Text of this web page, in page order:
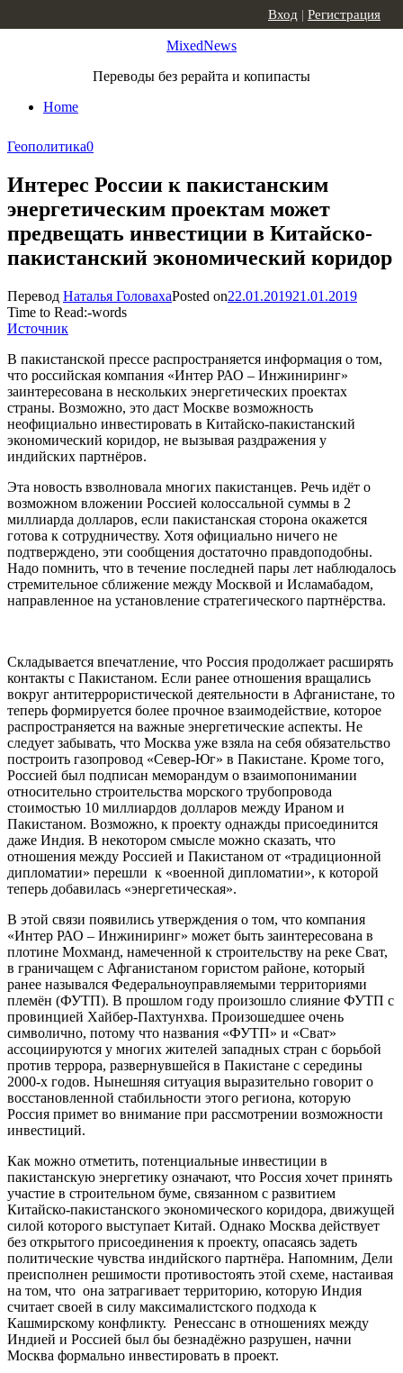
MixedNews
Переводы без рерайта и копипасты
Home
Вход | Регистрация
Геополитика0
Интерес России к пакистанским
энергетическим проектам может
предвещать инвестиции в Китайско-
пакистанский экономический коридор
Перевод Наталья ГоловахаPosted on22.01.201921.01.2019
Time to Read:-words
Источник
В пакистанской прессе распространяется информация о том,
что российская компания «Интер РАО – Инжиниринг»
заинтересована в нескольких энергетических проектах
страны. Возможно, это даст Москве возможность
неофициально инвестировать в Китайско-пакистанский
экономический коридор, не вызывая раздражения у
индийских партнёров.
Эта новость взволновала многих пакистанцев. Речь идёт о
возможном вложении Россией колоссальной суммы в 2
миллиарда долларов, если пакистанская сторона окажется
готова к сотрудничеству. Хотя официально ничего не
подтверждено, эти сообщения достаточно правдоподобны.
Надо помнить, что в течение последней пары лет наблюдалось
стремительное сближение между Москвой и Исламабадом,
направленное на установление стратегического партнёрства.
Складывается впечатление, что Россия продолжает расширять
контакты с Пакистаном. Если ранее отношения вращались
вокруг антитеррористической деятельности в Афганистане, то
теперь формируется более прочное взаимодействие, которое
распространяется на важные энергетические аспекты. Не
следует забывать, что Москва уже взяла на себя обязательство
построить газопровод «Север-Юг» в Пакистане. Кроме того,
Россией был подписан меморандум о взаимопонимании
относительно строительства морского трубопровода
стоимостью 10 миллиардов долларов между Ираном и
Пакистаном. Возможно, к проекту однажды присоединится
даже Индия. В некотором смысле можно сказать, что
отношения между Россией и Пакистаном от «традиционной
дипломатии» перешли к «военной дипломатии», к которой
теперь добавилась «энергетическая».
В этой связи появились утверждения о том, что компания
«Интер РАО – Инжиниринг» может быть заинтересована в
плотине Мохманд, намеченной к строительству на реке Сват,
в граничащем с Афганистаном гористом районе, который
ранее назывался Федеральноуправляемыми территориями
племён (ФУТП). В прошлом году произошло слияние ФУТП с
провинцией Хайбер-Пахтунхва. Произошедшее очень
символично, потому что названия «ФУТП» и «Сват»
ассоциируются у многих жителей западных стран с борьбой
против террора, развернувшейся в Пакистане с середины
2000-х годов. Нынешняя ситуация выразительно говорит о
восстановленной стабильности этого региона, которую
Россия примет во внимание при рассмотрении возможности
инвестиций.
Как можно отметить, потенциальные инвестиции в
пакистанскую энергетику означают, что Россия хочет принять
участие в строительном буме, связанном с развитием
Китайско-пакистанского экономического коридора, движущей
силой которого выступает Китай. Однако Москва действует
без открытого присоединения к проекту, опасаясь задеть
политические чувства индийского партнёра. Напомним, Дели
преисполнен решимости противостоять этой схеме, настаивая
на том, что она затрагивает территорию, которую Индия
считает своей в силу максималистского подхода к
Кашмирскому конфликту. Ренессанс в отношениях между
Индией и Россией был бы безнадёжно разрушен, начни
Москва формально инвестировать в проект.